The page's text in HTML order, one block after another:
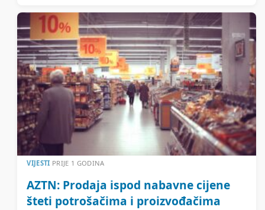
VIJESTI PRIJE 1 GODINA
AZTN: Prodaja ispod nabavne cijene
šteti potrošačima i proizvođačima